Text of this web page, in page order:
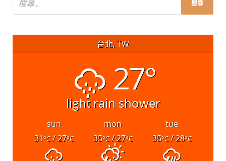
台北, TW
27°
light rain shower
sun mon
tue
31°C/ 27°C 35°C/ 27°C 35°C/ 28°C